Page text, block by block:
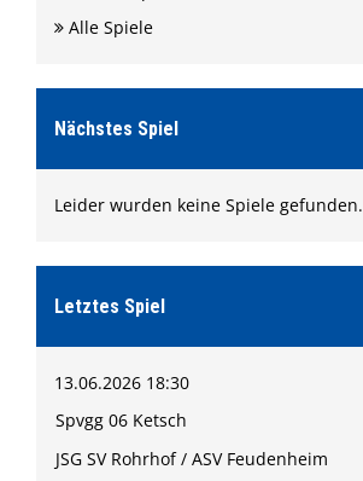
Alle Spiele
Nächstes Spiel
Leider wurden keine Spiele gefunden.
Letztes Spiel
13.06.2026 18:30
Spvgg 06 Ketsch
JSG SV Rohrhof / ASV Feudenheim